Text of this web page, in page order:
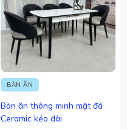
BÀN ĂN
Bàn ăn thông minh mặt đá
Ceramic kéo dài